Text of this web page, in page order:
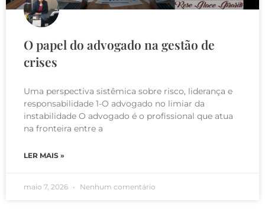
O papel do advogado na gestão de
crises
Uma perspectiva sistêmica sobre risco, liderança e
responsabilidade 1-O advogado no limiar da
instabilidade O advogado é o profissional que atua
na fronteira entre a
LER MAIS »
maio 7, 2026 Nenhum comentário